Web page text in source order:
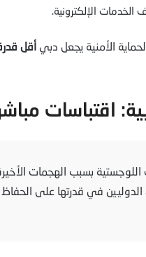
الإلكترونية.
الأمنية يجعل دبي أقل
بسبب الهجمات
في قدرتها على الحفاظ